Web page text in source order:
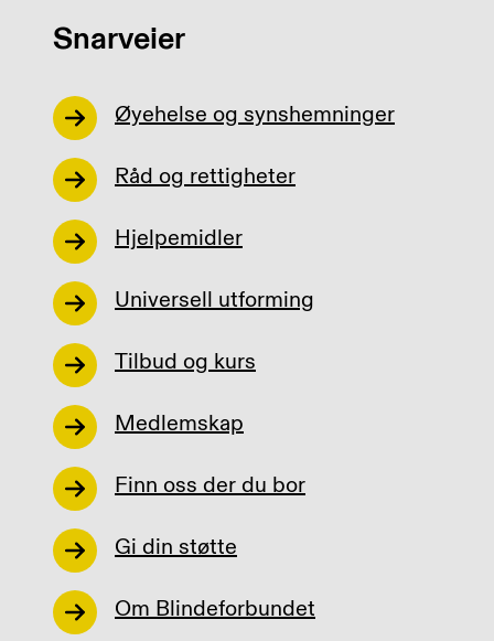
Snarveier
Øyehelse og synshemninger
Råd og rettigheter
Hjelpemidler
Universell utforming
Tilbud og kurs
Medlemskap
Finn oss der du bor
Gi din støtte
Om Blindeforbundet